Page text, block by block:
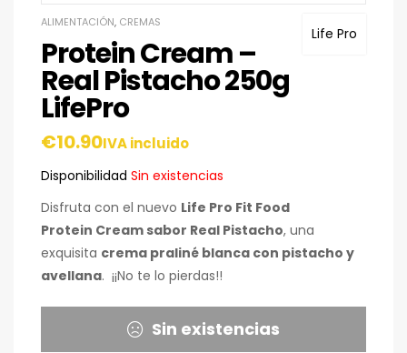
Life Pro
ALIMENTACIÓN, CREMAS
Protein Cream –
Real Pistacho 250g
LifePro
€10.90IVA incluido
Disponibilidad Sin existencias
Disfruta con el nuevo Life Pro Fit Food
Protein Cream sabor Real Pistacho, una
exquisita crema praliné blanca con pistacho y
avellana. ¡¡No te lo pierdas!!
Sin existencias